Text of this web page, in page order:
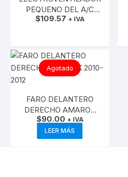
PEQUENO DEL A/C
AUDI A4 2.0 ALZ ( SIN
$109.57 + IVA
Agotado
FARO DELANTERO
DERECHO AMAROK
2010-2012
$90.00 + IVA
LEER MÁS